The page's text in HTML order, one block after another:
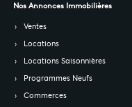
Nos Annonces Immobilières
Ventes
Locations
Locations Saisonnières
Programmes Neufs
Commerces